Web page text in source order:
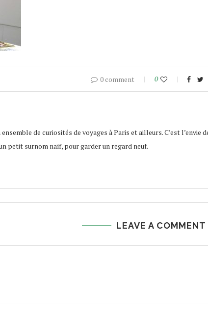
0 comment 0
ensemble de curiosités de voyages à Paris et ailleurs. C’est
petit surnom naïf, pour garder un regard neuf.
LEAVE A COMMENT